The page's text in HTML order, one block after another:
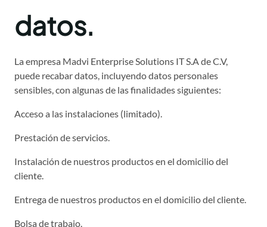
datos.
La empresa Madvi Enterprise Solutions IT S.A de C.V,
puede recabar datos, incluyendo datos personales
sensibles, con algunas de las finalidades siguientes:
Acceso a las instalaciones (limitado).
Prestación de servicios.
Instalación de nuestros productos en el domicilio del
cliente.
Entrega de nuestros productos en el domicilio del cliente.
Bolsa de trabajo.